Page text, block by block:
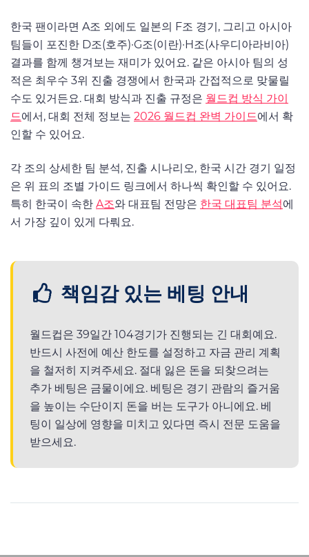
한국 팬이라면 A조 외에도 일본의 F조 경기, 그리고 아시아
팀들이 포진한 D조(호주)·G조(이란)·H조(사우디아라비아)
결과를 함께 챙겨보는 재미가 있어요. 같은 아시아 팀의 성
적은 최우수 3위 진출 경쟁에서 한국과 간접적으로 맞물릴
수도 있거든요. 대회 방식과 진출 규정은 월드컵 방식 가이
드에서, 대회 전체 정보는 2026 월드컵 완벽 가이드에서 확
인할 수 있어요.
각 조의 상세한 팀 분석, 진출 시나리오, 한국 시간 경기 일정
은 위 표의 조별 가이드 링크에서 하나씩 확인할 수 있어요.
특히 한국이 속한 A조와 대표팀 전망은 한국 대표팀 분석에
서 가장 깊이 있게 다뤄요.
책임감 있는 베팅 안내
월드컵은 39일간 104경기가 진행되는 긴 대회예요.
반드시 사전에 예산 한도를 설정하고 자금 관리 계획
을 철저히 지켜주세요. 절대 잃은 돈을 되찾으려는
추가 베팅은 금물이에요. 베팅은 경기 관람의 즐거움
을 높이는 수단이지 돈을 버는 도구가 아니에요. 베
팅이 일상에 영향을 미치고 있다면 즉시 전문 도움을
받으세요.